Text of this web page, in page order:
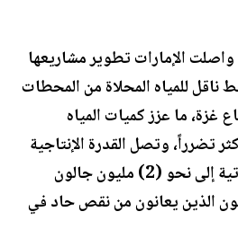
الإمارات تطوير مشاريعها
ناقل للمياه المحلاة من المحطات
غزة، ما عزز كميات المياه
تضرراً، وتصل القدرة الإنتاجية
الحالية للمحطات الإماراتية إلى نحو (2) مليون جالون
الذين يعانون من نقص حاد في